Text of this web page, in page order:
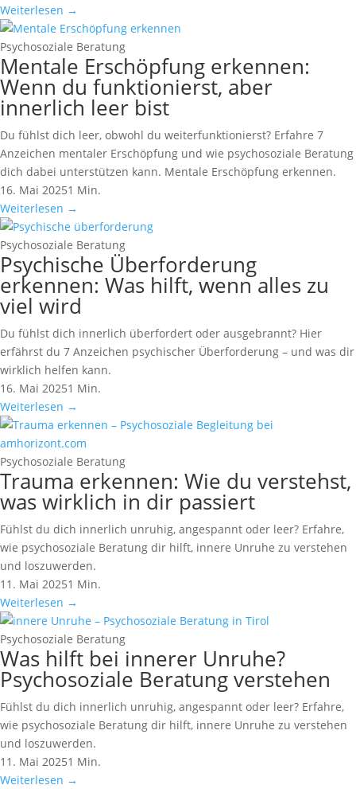
Weiterlesen →
Psychosoziale Beratung
Mentale Erschöpfung erkennen:
Wenn du funktionierst, aber
innerlich leer bist
Du fühlst dich leer, obwohl du weiterfunktionierst? Erfahre 7
Anzeichen mentaler Erschöpfung und wie psychosoziale Beratung
dich dabei unterstützen kann. Mentale Erschöpfung erkennen.
16. Mai 20251 Min.
Weiterlesen →
Psychosoziale Beratung
Psychische Überforderung
erkennen: Was hilft, wenn alles zu
viel wird
Du fühlst dich innerlich überfordert oder ausgebrannt? Hier
erfährst du 7 Anzeichen psychischer Überforderung – und was dir
wirklich helfen kann.
16. Mai 20251 Min.
Weiterlesen →
Psychosoziale Beratung
Trauma erkennen: Wie du verstehst,
was wirklich in dir passiert
Fühlst du dich innerlich unruhig, angespannt oder leer? Erfahre,
wie psychosoziale Beratung dir hilft, innere Unruhe zu verstehen
und loszuwerden.
11. Mai 20251 Min.
Weiterlesen →
Psychosoziale Beratung
Was hilft bei innerer Unruhe?
Psychosoziale Beratung verstehen
Fühlst du dich innerlich unruhig, angespannt oder leer? Erfahre,
wie psychosoziale Beratung dir hilft, innere Unruhe zu verstehen
und loszuwerden.
11. Mai 20251 Min.
Weiterlesen →